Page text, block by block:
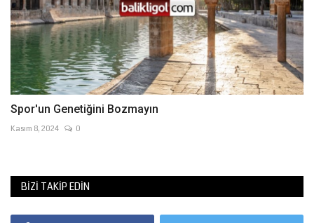
Spor'un Genetiğini Bozmayın
Kasım 8, 2024 0
BIZI TAKIP EDIN